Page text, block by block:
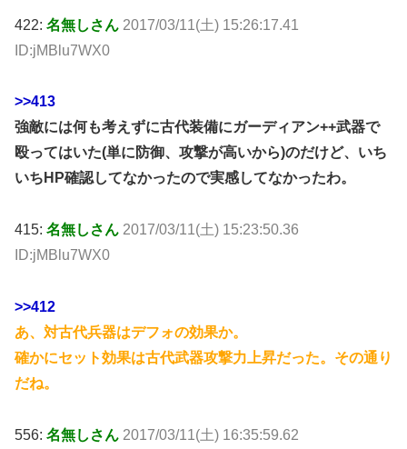
422: 名無しさん 2017/03/11(土) 15:26:17.41
ID:jMBlu7WX0
>>413
強敵には何も考えずに古代装備にガーディアン++武器で
殴ってはいた(単に防御、攻撃が高いから)のだけど、いち
いちHP確認してなかったので実感してなかったわ。
415: 名無しさん 2017/03/11(土) 15:23:50.36
ID:jMBlu7WX0
>>412
あ、対古代兵器はデフォの効果か。
確かにセット効果は古代武器攻撃力上昇だった。その通り
だね。
556: 名無しさん 2017/03/11(土) 16:35:59.62